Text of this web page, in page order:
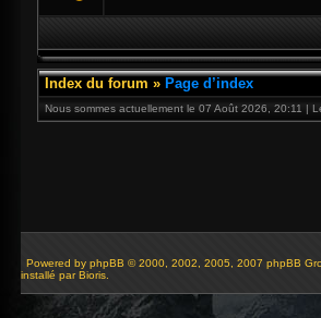
Index du forum » Page d’index
Nous sommes actuellement le 07 Août 2026, 20:11 |
Powered by phpBB © 2000, 2002, 2005, 2007 phpBB
installé par Bioris.